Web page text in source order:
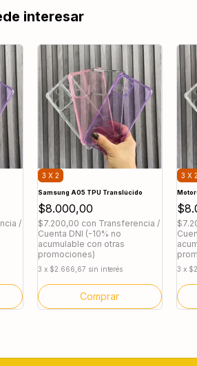
interesar
/
3 X 2
Samsung A05 TPU Translúcido
$8.000,00
$7.200,00 con Transferencia /
Cuenta DNI (-10% no
acumulable con otras
promociones)
3 x $2.666,67 sin interés
Comprar
3 X
3 x